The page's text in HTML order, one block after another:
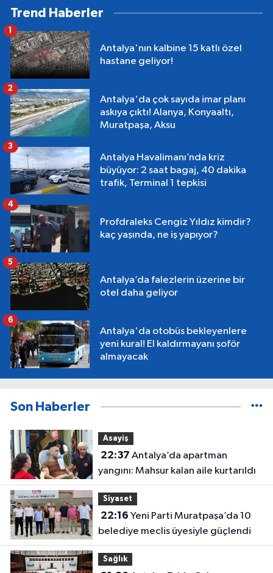
Trend Haberler
Antalya'nın kalbine 15 katlı özel
hastane geliyor!
1
Antalya'da çok sayıda imar planı
askıya çıktı! Alanya, Konyaaltı,
Muratpaşa, Aksu
2
Antalya Havalimanı’nda kriz
büyüyor: 2 saat bagaj, 40 dakika
trafik, Terminal 1 tepkisi
3
Profdraleks Cengiz Yıldız kimdir?
kaç yaşında, ne iş yapıyor?
4
Antalya’da falezlerin üzerine bir
otel daha geliyor
5
Antalya'da otobüs bekleyenlere
yeni kural! El kaldırmayanı şoför
almayacak
6
Son Haberler
Asayiş
22:37
yangını: Mahsur kalan aile kurtarıldı
Siyaset
22:16
belediye meclis üyesiyle güçlendi
Sağlık